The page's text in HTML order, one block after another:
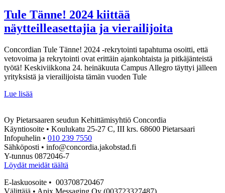
Tule Tänne! 2024 kiittää
näytteilleasettajia ja vierailijoita
Concordian Tule Tänne! 2024 -rekrytointi tapahtuma osoitti, että
vetovoima ja rekrytointi ovat erittäin ajankohtaista ja pitkäjänteistä
työtä! Keskiviikkona 24. heinäkuuta Campus Allegro täyttyi jälleen
yrityksistä ja vierailijoista tämän vuoden Tule
Lue lisää
kiittää
näytteilleasettajia
ja
vierailijoita
Oy Pietarsaaren seudun Kehittämisyhtiö Concordia
Käyntiosoite • Koulukatu 25-27 C, III krs. 68600 Pietarsaari
Infopuhelin • 010 239 7550
Sähköposti • info@concordia.jakobstad.fi
Y-tunnus 0872046-7
Löydät meidät täältä
E-laskuosoite • 003708720467
Välittäjä • Apix Messaging Oy (003723327487)